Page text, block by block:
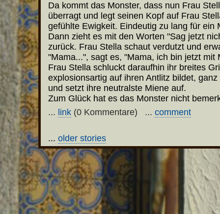
Da kommt das Monster, dass nun Frau
überragt und legt seinen Kopf auf Frau
gefühlte Ewigkeit. Eindeutig zu lang für ein
Dann zieht es mit den Worten "Sag jetzt
zurück. Frau Stella schaut verdutzt und
"Mama...", sagt es, "Mama, ich bin jetzt mit
Frau Stella schluckt daraufhin ihr breites
explosionsartig auf ihren Antlitz bildet,
und setzt ihre neutralste Miene auf.
Zum Glück hat es das Monster nicht
... link (0 Kommentare) ... comment
... older stories